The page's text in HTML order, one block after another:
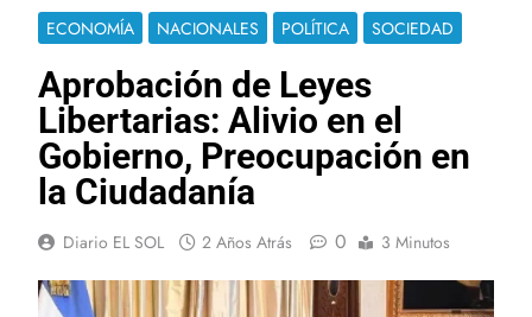
ECONOMÍA NACIONALES POLÍTICA SOCIEDAD
Aprobación de Leyes
Libertarias: Alivio en el
Gobierno, Preocupación en
la Ciudadanía
Diario EL SOL 2 Años Atrás 0 3 Minutos